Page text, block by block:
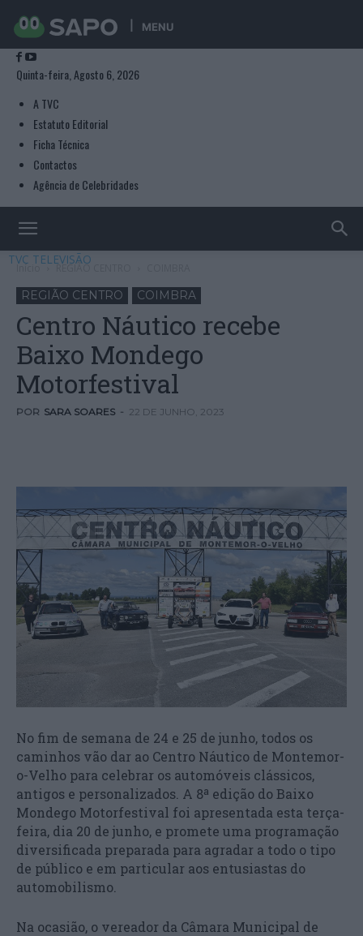
MENU
Quinta-feira, Agosto 6, 2026
A TVC
Estatuto Editorial
Ficha Técnica
Contactos
Agência de Celebridades
TVC TELEVISÃO
Início REGIÃO CENTRO
REGIÃO CENTRO COIMBRA
Centro Náutico recebe
Baixo Mondego
Motorfestival
POR SARA SOARES - 22 DE JUNHO, 2023
No fim de semana de 24 e 25 de junho, todos os
caminhos vão dar ao Centro Náutico de Montemor-
o-Velho para celebrar os automóveis clássicos,
antigos e personalizados. A 8ª edição do Baixo
Mondego Motorfestival foi apresentada esta terça-
feira, dia 20 de junho, e promete uma programação
diversificada preparada para agradar a todo o tipo
de público e em particular aos entusiastas do
automobilismo.
Na ocasião, o vereador da Câmara Municipal de